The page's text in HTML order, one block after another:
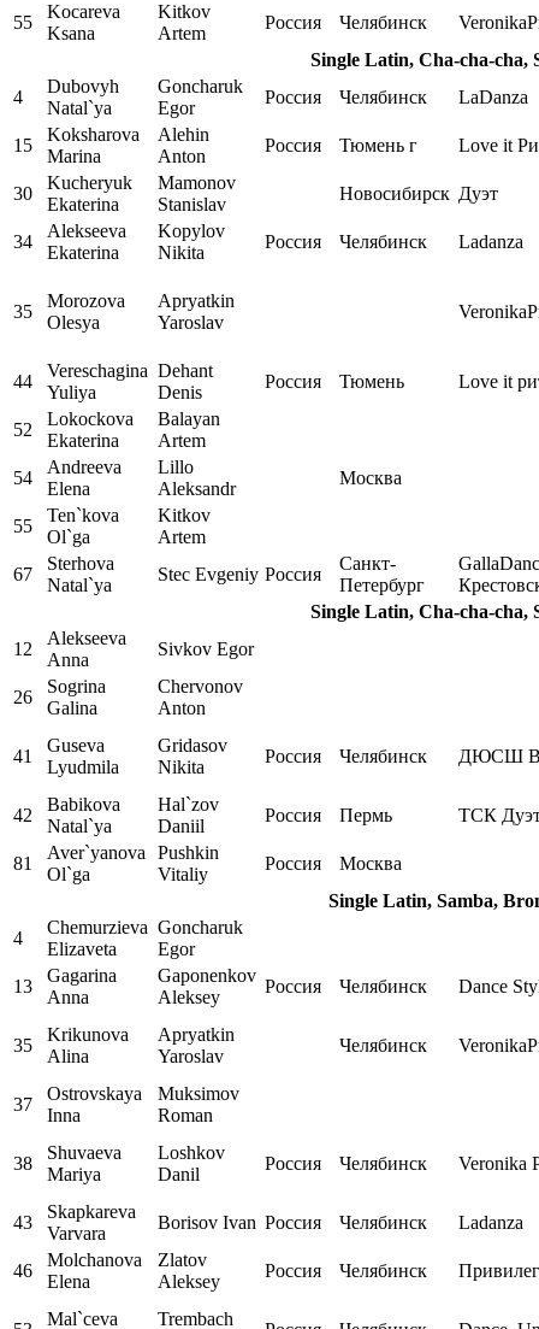
55
Kocareva
Ksana
Kitkov
Artem
Россия Челябинск
Single Latin, Cha-cha-cha,
4
Dubovyh
Natal`ya
Goncharuk
Egor
Россия Челябинск LaDanza
15
Koksharova
Marina
Alehin
Anton
Россия Тюмень г Love it
30
Kucheryuk
Ekaterina
Mamonov
Stanislav
Новосибирск Дуэт
34
Alekseeva
Ekaterina
Kopylov
Nikita
Россия Челябинск Ladanza
35
Morozova
Olesya
Apryatkin
Yaroslav
44
Vereschagina
Yuliya
Dehant
Denis
Россия Тюмень Love it
52
Lokockova
Ekaterina
Balayan
Artem
54
Andreeva
Elena
Lillo
Aleksandr
Москва
55
Ten`kova
Ol`ga
Kitkov
Artem
67
Sterhova
Natal`ya
Stec Evgeniy Россия
Санкт-
Петербург
Single Latin, Cha-cha-cha,
12
Alekseeva
Anna
Sivkov Egor
26
Sogrina
Galina
Chervonov
Anton
41
Guseva
Lyudmila
Gridasov
Nikita
Россия Челябинск ДЮСШ
42
Babikova
Natal`ya
Hal`zov
Daniil
Россия Пермь ТСК
81
Aver`yanova
Ol`ga
Pushkin
Vitaliy
Россия
Москва
Single Latin, Samba,
4
Chemurzieva
Elizaveta
Goncharuk
Egor
13
Gagarina
Anna
Gaponenkov
Aleksey
Россия Челябинск Dance
35
Krikunova
Alina
Apryatkin
Yaroslav
Челябинск
37
Ostrovskaya
Inna
Muksimov
Roman
38
Shuvaeva
Mariya
Loshkov
Danil
Россия Челябинск Veronika
43
Skapkareva
Varvara
Borisov Ivan Россия Челябинск Ladanza
46
Molchanova
Elena
Zlatov
Aleksey
Россия Челябинск
Mal`ceva
Trembach